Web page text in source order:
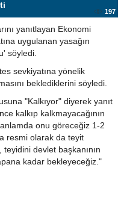
197
yanıtlayan Ekonomi
uygulanan yasağın
söyledi.
sevkiyatına yönelik
beklediklerini söyledi.
"Kalkıyor" diyerek yanıt
kalkıp kalkmayacağının
onu göreceğiz 1-2
resmi olarak da teyit
devlet başkanının
kadar bekleyeceğiz."